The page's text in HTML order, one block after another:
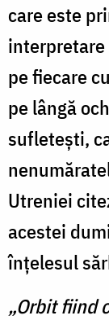
care este
pe fiecare
pe lângă
sufletești,
Utreniei
acestei
înțelesul
„Orbit fiind